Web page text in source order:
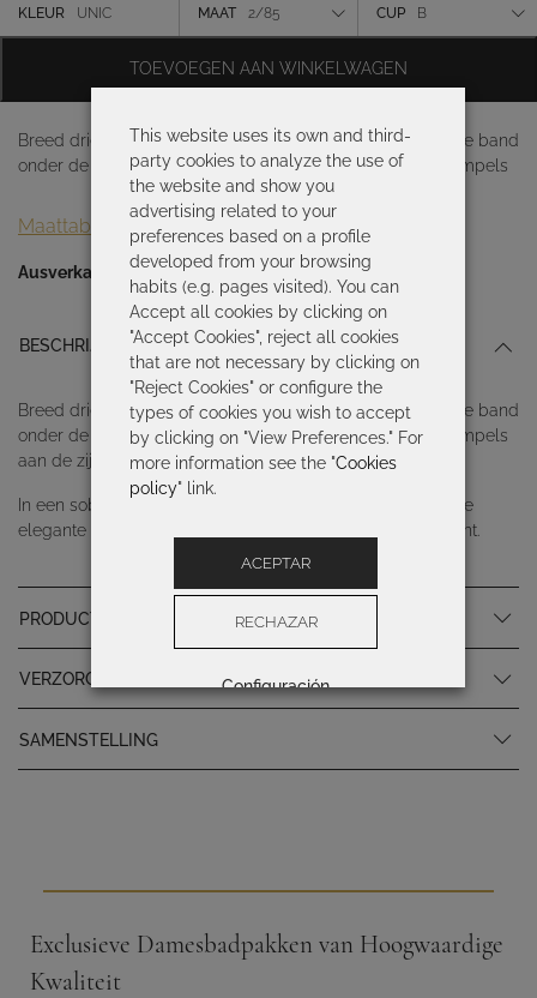
was:
is:
Kleur
KLEUR UNIC MAAT 2/85 CUP B
Breed driehoekig bikinitopje geknoopt in de nek met brede band
onder de buste voor extra steun en centrale afwerking. Rimpels
Maattabel
Ausverkauft
TOEVOEGEN AAN WINKELWAGEN
BESCHRIJVING
Breed driehoekig bikinitopje geknoopt in de nek met brede band
onder de buste voor extra steun en centrale afwerking. Rimpels
aan de zijkanten voor een betere pasvorm.
In een sober en elegant spel van contrasten versmelt deze
elegante zwart-witte plantenprintlijn delicatesse met kracht.
PRODUCTSPECIFICATIES
VERZORGINGSINSTRUCTIES
SAMENSTELLING
Exclusieve Damesbadpakken van Hoogwaardige
Kwaliteit
This website uses its own and third-
party cookies to analyze the use of
the website and show you
advertising related to your
preferences based on a profile
developed from your browsing
habits (e.g. pages visited). You can
Accept all cookies by clicking on
"Accept Cookies", reject all cookies
that are not necessary by clicking on
"Reject Cookies" or configure the
types of cookies you wish to accept
by clicking on "View Preferences." For
more information see the "Cookies
policy" link.
ACEPTAR
RECHAZAR
Configuración